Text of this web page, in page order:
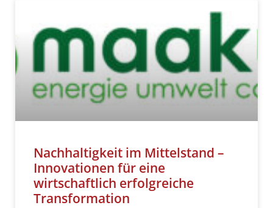
Nachhaltigkeit im Mittelstand –
Innovationen für eine
wirtschaftlich erfolgreiche
Transformation